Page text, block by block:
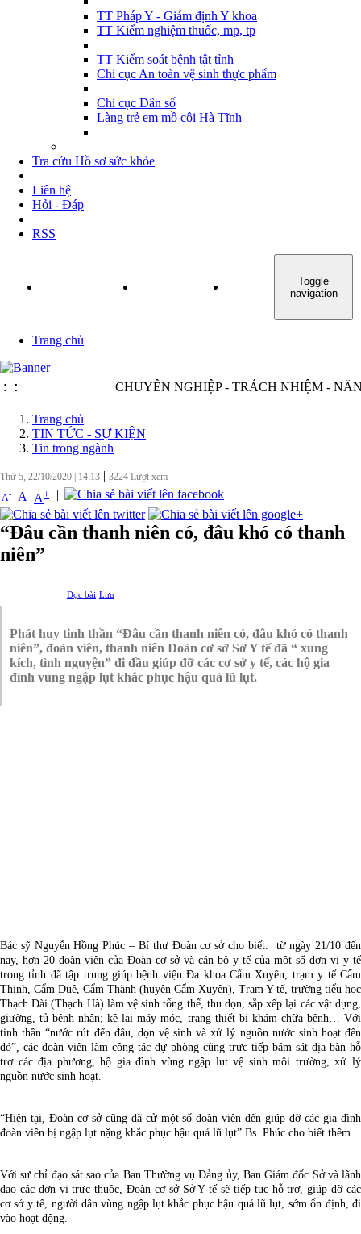
TT Pháp Y - Giám định Y khoa
TT Kiểm nghiệm thuốc, mp, tp
TT Kiểm soát bệnh tật tỉnh
Chi cục An toàn vệ sinh thực phẩm
Chi cục Dân số
Làng trẻ em mồ côi Hà Tĩnh
Tra cứu Hồ sơ sức khỏe
Liên hệ
Hỏi - Đáp
RSS
TIN TỨC - SỰ KIỆN
Toggle
navigation
Trang chủ
: : CHUYÊN NGHIỆP - TRÁCH NHIỆM -
Trang chủ
TIN TỨC - SỰ KIỆN
Tin trong ngành
Thứ 5, 22/10/2020 14:13 | 3224 Lượt xem
A- A A+ |
“Đâu cần thanh niên có, đâu khó có thanh
niên”
Đọc bài Lưu
Phát huy tinh thần “Đâu cần thanh niên có, đâu khó có thanh
niên”, đoàn viên, thanh niên Đoàn cơ sở Sở Y tế đã “ xung
kích, tình nguyện” đi đầu giúp đỡ các cơ sở y tế, các hộ gia
đình vùng ngập lụt khắc phục hậu quả lũ lụt.
Bác sỹ Nguyễn Hồng Phúc – Bí thư Đoàn cơ sở cho biết: từ ngày 21/10 đến
nay, hơn 20 đoàn viên của Đoàn cơ sở và cán bộ y tế của một số đơn vị y tế
trong tỉnh đã tập trung giúp bệnh viện Đa khoa Cẩm Xuyên, trạm y tế Cẩm
Thịnh, Cẩm Duệ, Cẩm Thành (huyện Cẩm Xuyên), Trạm Y tế, trường tiểu học
Thạch Đài (Thạch Hà) làm vệ sinh tổng thể, thu dọn, sắp xếp lại các vật dụng,
giường, tủ bệnh nhân; kê lại máy móc, trang thiết bị khám chữa bệnh… Với
tinh thần “nước rút đến đâu, dọn vệ sinh và xử lý nguồn nước sinh hoạt đến
đó”, các đoàn viên làm công tác dự phòng cũng trực tiếp bám sát địa bàn hỗ
trợ các địa phương, hộ gia đình vùng ngập lụt vệ sinh môi trường, xử lý
nguồn nước sinh hoạt.
“Hiện tại, Đoàn cơ sở cũng đã cử một số đoàn viên đến giúp đỡ các gia đình
đoàn viên bị ngập lụt nặng khắc phục hậu quả lũ lụt” Bs. Phúc cho biết thêm.
Với sự chỉ đạo sát sao của Ban Thường vụ Đảng ủy, Ban Giám đốc Sở và lãnh
đạo các đơn vị trực thuộc, Đoàn cơ sở Sở Y tế sẽ tiếp tục hỗ trợ, giúp đỡ các
cơ sở y tế, người dân vùng ngập lụt khắc phục hậu quả lũ lụt, sớm ổn định, đi
vào hoạt động.